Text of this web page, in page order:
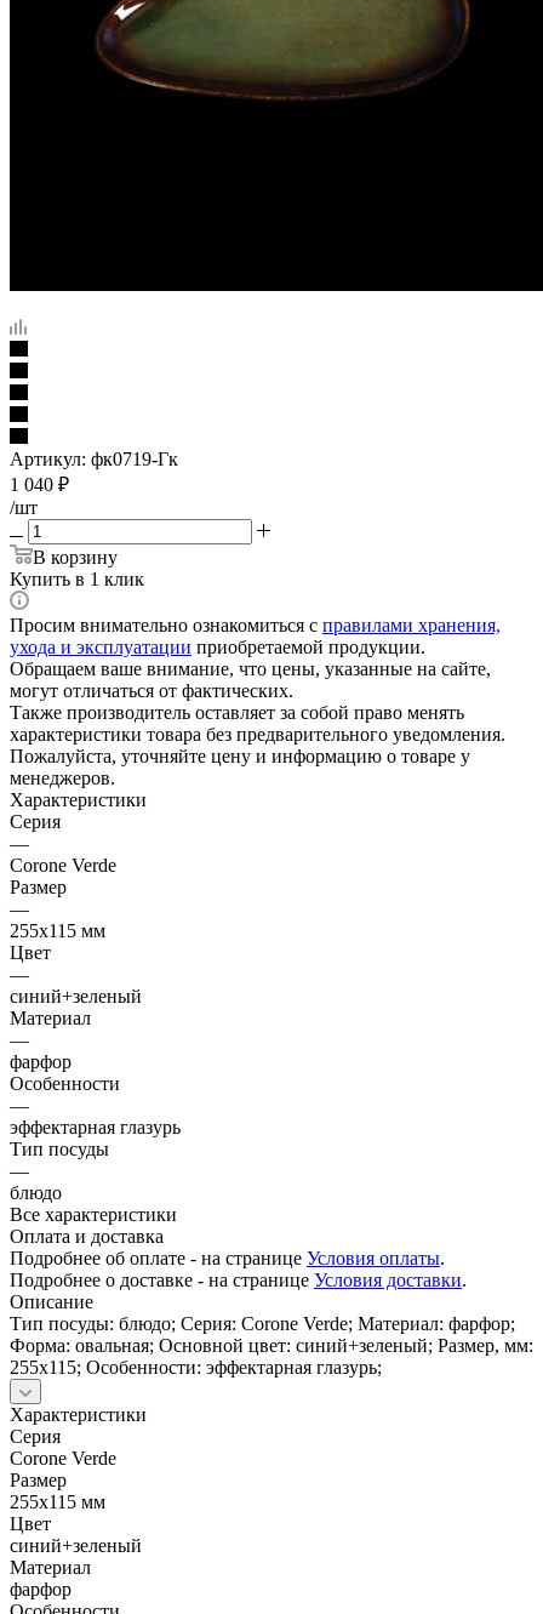
Артикул: фк0719-Гк
1 040 ₽
/шт
В корзину
Купить в 1 клик
Просим внимательно ознакомиться с правилами хранения,
ухода и эксплуатации приобретаемой продукции.
Обращаем ваше внимание, что цены, указанные на сайте,
могут отличаться от фактических.
Также производитель оставляет за собой право менять
характеристики товара без предварительного уведомления.
Пожалуйста, уточняйте цену и информацию о товаре у
менеджеров.
Характеристики
Серия
—
Corone Verde
Размер
—
255х115 мм
Цвет
—
синий+зеленый
Материал
—
фарфор
Особенности
—
эффектарная глазурь
Тип посуды
—
блюдо
Все характеристики
Оплата и доставка
Подробнее об оплате - на странице Условия оплаты.
Подробнее о доставке - на странице Условия доставки.
Описание
Тип посуды: блюдо; Серия: Corone Verde; Материал: фарфор;
Форма: овальная; Основной цвет: синий+зеленый; Размер, мм:
255х115; Особенности: эффектарная глазурь;
Характеристики
Серия
Corone Verde
Размер
255х115 мм
Цвет
синий+зеленый
Материал
фарфор